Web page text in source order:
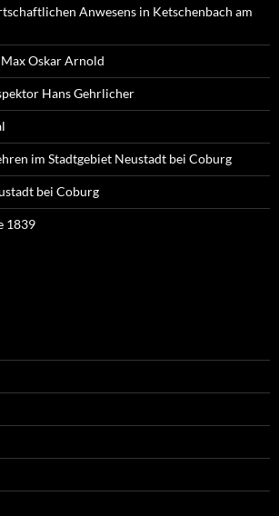
Anwesens in Ketschenbach am
Oskar Arnold
Hans Gehrlicher
im Stadtgebiet Neustadt bei Coburg
bei Coburg
1839